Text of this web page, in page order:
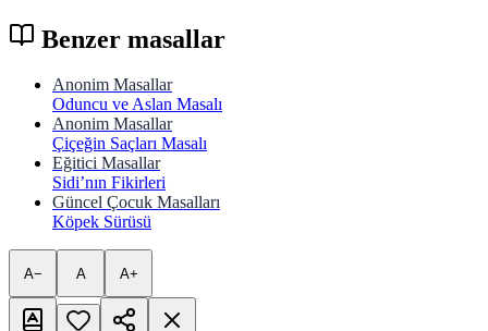
Benzer masallar
Anonim Masallar
Oduncu ve Aslan Masalı
Anonim Masallar
Çiçeğin Saçları Masalı
Eğitici Masallar
Sidi’nın Fikirleri
Güncel Çocuk Masalları
Köpek Sürüsü
A− A A+